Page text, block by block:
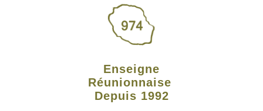
Enseigne
Réunionnaise
Depuis 1992